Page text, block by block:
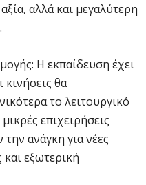
αλλά και μεγαλύτερη
Η εκπαίδευση έχει
κινήσεις θα
το λειτουργικό
επιχειρήσεις
ανάγκη για νέες
εξωτερική